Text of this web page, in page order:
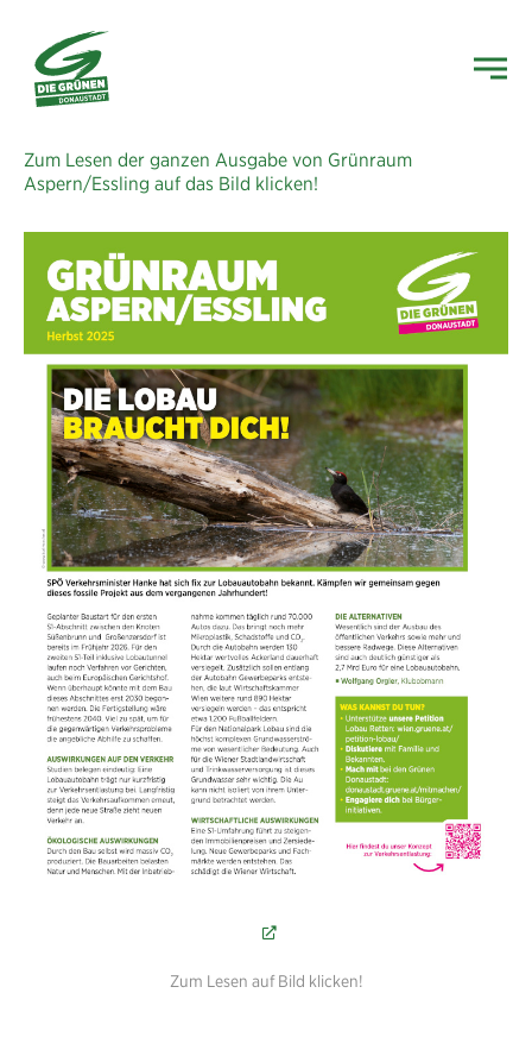
Zum Lesen der ganzen Ausgabe von Grünraum
Aspern/Essling auf das Bild klicken!
Zum Lesen auf Bild klicken!